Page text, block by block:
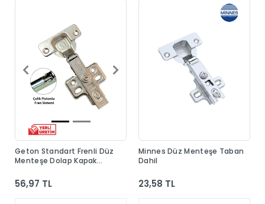
Geton Standart Frenli Düz
Menteşe Dolap Kapak
56,97 TL
Minnes Düz Menteşe Taban
Dahil
23,58 TL